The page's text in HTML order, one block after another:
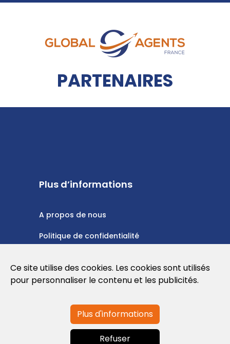
PARTENAIRES
Plus d’informations
A propos de nous
Politique de confidentialité
Conditions d'utilisation
Contactez-nous
Ce site utilise des cookies. Les cookies sont utilisés
pour personnaliser le contenu et les publicités.
Plus d'informations
Refuser